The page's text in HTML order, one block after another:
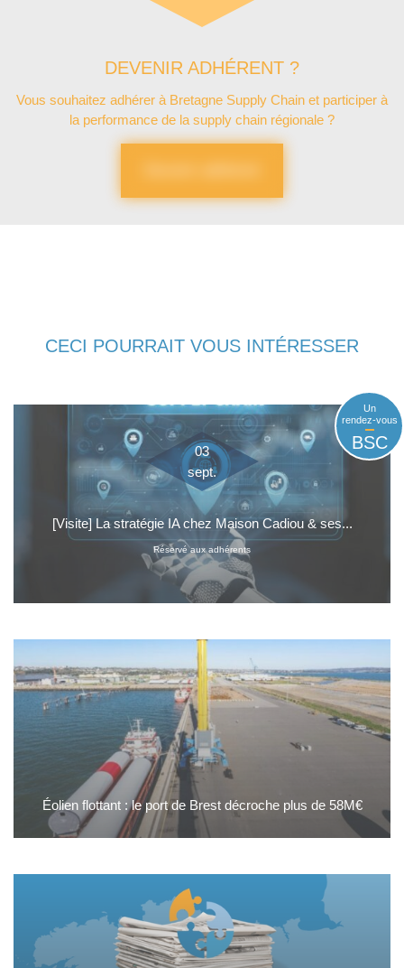
DEVENIR ADHÉRENT ?
Vous souhaitez adhérer à Bretagne Supply Chain et participer à
la performance de la supply chain régionale ?
CECI POURRAIT VOUS INTÉRESSER
03
sept.
Un
rendez-vous
BSC
[Visite] La stratégie IA chez Maison Cadiou & ses...
Réservé aux adhérents
Éolien flottant : le port de Brest décroche plus de 58M€